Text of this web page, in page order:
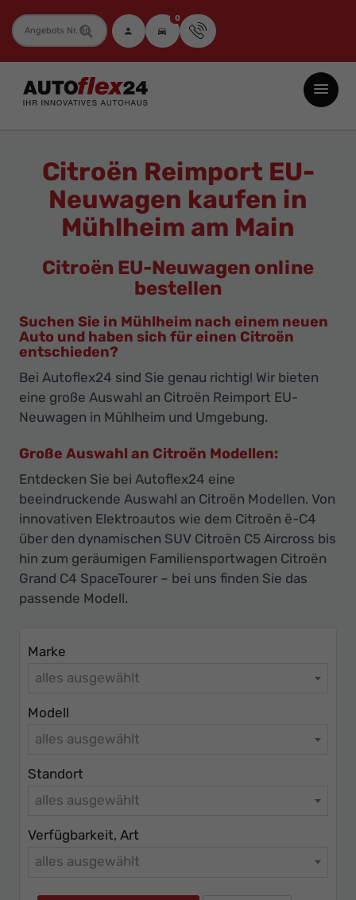
Fahrzeugnummer 0
Autoflex24
GmbH
Neuwagen
Jahreswagen
Preisen
-
Ihr
Innovatives
Autohaus
Citroën Reimport EU-
Neuwagen kaufen in
Mühlheim am Main
Citroën EU-Neuwagen online
bestellen
Suchen Sie in Mühlheim nach einem neuen
Auto und haben sich für einen Citroën
entschieden?
Bei Autoflex24 sind Sie genau richtig! Wir bieten
eine große Auswahl an Citroën Reimport EU-
Neuwagen in Mühlheim und Umgebung.
Große Auswahl an Citroën Modellen:
Entdecken Sie bei Autoflex24 eine
beeindruckende Auswahl an Citroën Modellen. Von
innovativen Elektroautos wie dem Citroën ë-C4
über den dynamischen SUV Citroën C5 Aircross bis
hin zum geräumigen Familiensportwagen Citroën
Grand C4 SpaceTourer – bei uns finden Sie das
passende Modell.
Marke
alles ausgewählt
Modell
alles ausgewählt
Standort
alles ausgewählt
Verfügbarkeit, Art
alles ausgewählt